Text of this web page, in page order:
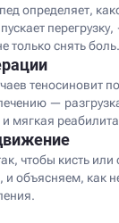
определяет,
только снять боль.
теносиновит
—
мягкая
чтобы кисть или
и объясняем, как